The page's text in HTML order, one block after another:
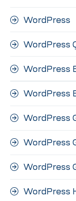
WordPress
WordPress
WordPress
WordPress
WordPress
WordPress
WordPress
WordPress